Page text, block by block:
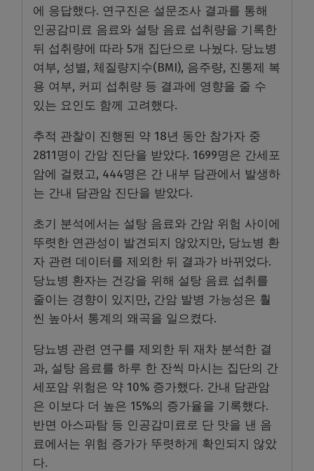
에 응답했다. 연구진은 설문조사 결과를 통해
인공감미료 음료와 설탕 음료 섭취량을 기록한
뒤 섭취량에 따라 5개 집단으로 나눴다. 당뇨병
여부, 성별, 체질량지수(BMI), 음주량, 진통제 복
용 여부, 커피 섭취량 등 결과에 영향을 줄 수
있는 요인도 함께 고려했다.
추적 관찰이 진행된 약 18년 동안 참가자 중
2811명이 간암 진단을 받았다. 1699명은 간세포
암에 걸렸고, 444명은 간 내부 담관에서 발생하
는 간내 담관암 진단을 받았다.
초기 분석에서는 설탕 음료와 간암 위험 사이에
뚜렷한 연관성이 발견되지 않았지만, 당뇨병 환
자 관련 데이터를 제외한 뒤 결과가 바뀌었다.
당뇨병 환자는 건강을 위해 설탕 음료 섭취를
줄이는 경향이 있지만, 간암 발병 가능성은 훨
씬 높아서 통계의 왜곡을 일으켰다.
당뇨병 관련 연구를 제외한 뒤 재차 분석한 결
과, 설탕 음료를 하루 한 잔씩 마시는 집단의 간
세포암 위험은 약 10% 증가했다. 간내 담관암
은 이보다 더 높은 15%의 증가율을 기록했다.
반면 아스파탐 등 인공감미료로 단 맛을 낸 음
료에서는 위험 증가가 뚜렷하게 확인되지 않았
다.